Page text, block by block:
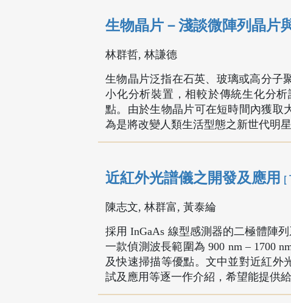
生物晶片－淺談微陣列晶片
林群哲, 林謙德
生物晶片泛指在石英、玻璃或高分子
小化分析裝置，相較於傳統生化分
點。由於生物晶片可在短時間內獲取
為是將改變人類生活型態之新世代明星
近紅外光譜儀之開發及應用
陳志文, 林群富, 黃泰綸
採用 InGaAs 線型感測器的二極體陣
一款偵測波長範圍為 900 nm – 1700
及快速掃描等優點。文中並對近紅外
試及應用等逐一作介紹，希望能提供